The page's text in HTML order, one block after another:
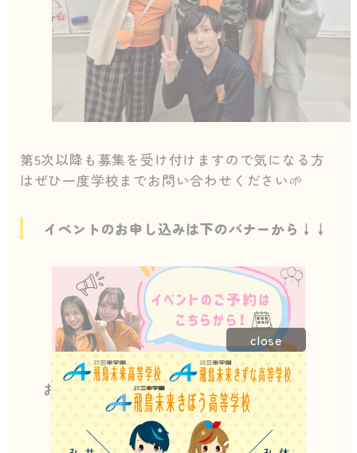
第5次以降も募集を受け付けますので気になる方
はぜひ一度学校までお問い合わせください🌱
イベントのお申し込みは下のバナーから↓↓
お電話やLINEでもご予約承っております。
資料請求はこちらから↓
close